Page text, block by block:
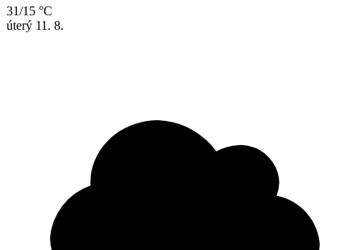
31/15 °C
úterý 11. 8.